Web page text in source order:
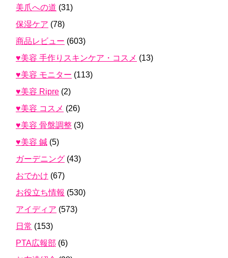
美爪への道 (31)
保湿ケア (78)
商品レビュー (603)
♥美容 手作りスキンケア・コスメ (13)
♥美容 モニター (113)
♥美容 Ripre (2)
♥美容 コスメ (26)
♥美容 骨盤調整 (3)
♥美容 鍼 (5)
ガーデニング (43)
おでかけ (67)
お役立ち情報 (530)
アイディア (573)
日常 (153)
PTA広報部 (6)